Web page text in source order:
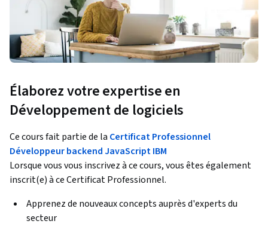
Élaborez votre expertise en
Développement de logiciels
Ce cours fait partie de la Certificat Professionnel
Développeur backend JavaScript IBM
Lorsque vous vous inscrivez à ce cours, vous êtes également
inscrit(e) à ce Certificat Professionnel.
Apprenez de nouveaux concepts auprès d'experts du
secteur